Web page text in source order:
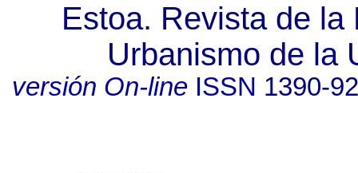
Estoa. Revista de la
Urbanismo de la
versión On-lineISSN 1390-